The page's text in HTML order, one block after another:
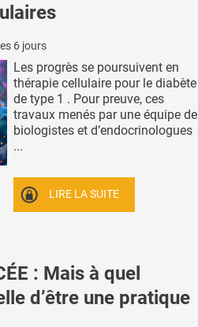
6 jours
Les progrès se poursuivent en
thérapie cellulaire pour le diabète
de type 1 . Pour preuve, ces
travaux menés par une équipe de
biologistes et d’endocrinologues
...
LIRE LA SUITE
: Mais à quel
d’être une pratique